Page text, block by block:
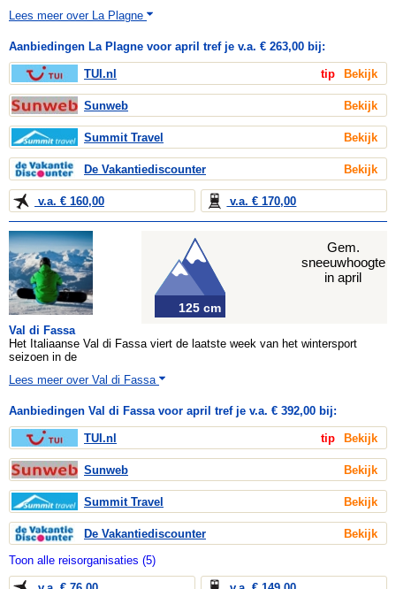
Lees meer over La Plagne
Aanbiedingen La Plagne voor april tref je v.a. € 263,00 bij:
TUI.nl tip Bekijk
Sunweb Bekijk
Summit Travel Bekijk
De Vakantiediscounter Bekijk
v.a. € 160,00 v.a. € 170,00
Val di Fassa
Het Italiaanse Val di Fassa viert de laatste week van het wintersport
seizoen in de
Lees meer over Val di Fassa
125 cm
Gem.
sneeuwhoogte
in april
Aanbiedingen Val di Fassa voor april tref je v.a. € 392,00 bij:
TUI.nl tip Bekijk
Sunweb Bekijk
Summit Travel Bekijk
De Vakantiediscounter
Bekijk
Toon alle reisorganisaties (5)